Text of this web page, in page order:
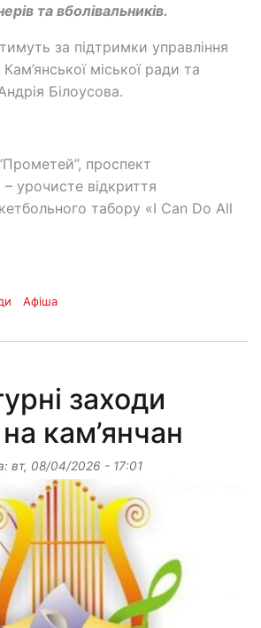
та вболівальників.
за підтримки управління
міської ради та
Білоусова.
проспект
урочисте відкриття
табору «I Can Do All
Афіша
заходи
кам’янчан
вт, 08/04/2026 - 17:01